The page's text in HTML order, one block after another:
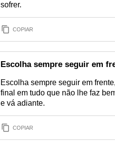
sofrer.
COPIAR
Escolha sempre seguir em
Escolha sempre seguir em
final em tudo que não lhe faz
e vá adiante.
COPIAR